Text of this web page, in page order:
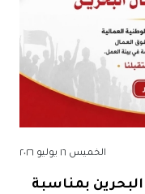
الخميس ١٦ يوليو ٢٠٢٦
البحرين بمناسبة